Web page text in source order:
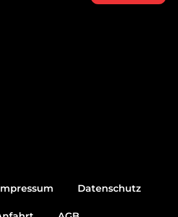
Datenschutz